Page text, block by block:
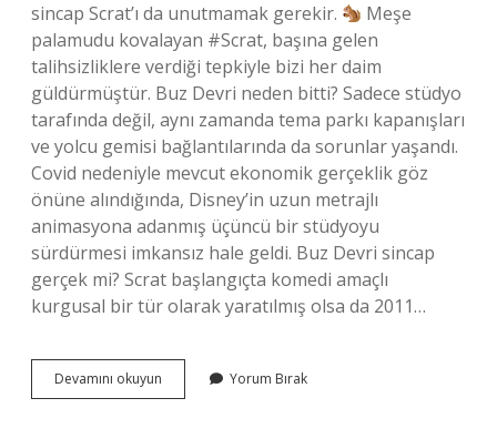
sincap Scrat’ı da unutmamak gerekir.
Meşe
palamudu kovalayan #Scrat, başına gelen
talihsizliklere verdiği tepkiyle bizi her daim
güldürmüştür. Buz Devri neden bitti? Sadece stüdyo
tarafında değil, aynı zamanda tema parkı kapanışları
ve yolcu gemisi bağlantılarında da sorunlar yaşandı.
Covid nedeniyle mevcut ekonomik gerçeklik göz
önüne alındığında, Disney’in uzun metrajlı
animasyona adanmış üçüncü bir stüdyoyu
sürdürmesi imkansız hale geldi. Buz Devri sincap
gerçek mi? Scrat başlangıçta komedi amaçlı
kurgusal bir tür olarak yaratılmış olsa da 2011…
Devamını okuyun
Devri
Yorum Bırak